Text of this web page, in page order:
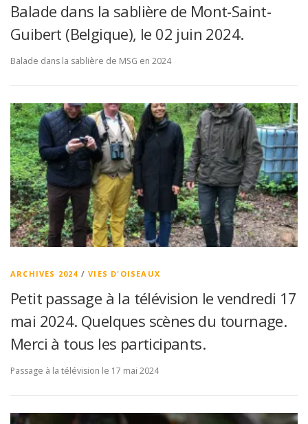
Balade dans la sablière de Mont-Saint-
Guibert (Belgique), le 02 juin 2024.
Balade dans la sablière de MSG en 2024
ARCHIVES 2024 /VIES D'OISEAUX
Petit passage à la télévision le vendredi 17
mai 2024. Quelques scènes du tournage.
Merci à tous les participants.
Passage à la télévision le 17 mai 2024